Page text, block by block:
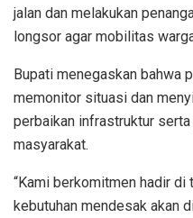
jalan dan melakukan
longsor agar mobilitas
Bupati menegaskan bahwa
memonitor situasi dan
perbaikan infrastruktur
masyarakat.
“Kami berkomitmen hadir di
kebutuhan mendesak akan